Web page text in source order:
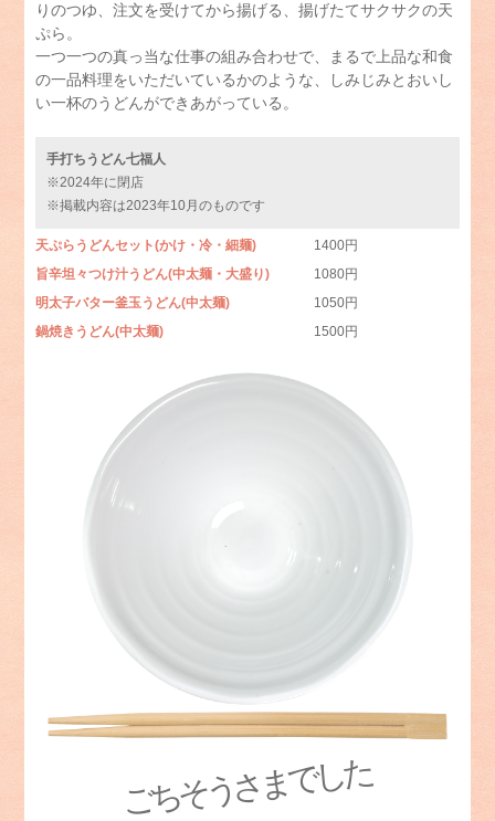
りのつゆ、注文を受けてから揚げる、揚げたてサクサクの天
ぷら。
一つ一つの真っ当な仕事の組み合わせで、まるで上品な和食
の一品料理をいただいているかのような、しみじみとおいし
い一杯のうどんができあがっている。
手打ちうどん七福人
※2024年に閉店
※掲載内容は2023年10月のものです
天ぷらうどんセット(かけ・冷・細麺)
1400円
旨辛坦々つけ汁うどん(中太麺・大盛り)
1080円
明太子バター釜玉うどん(中太麺)
1050円
鍋焼きうどん(中太麺) 1500円
ごちそうさまでした